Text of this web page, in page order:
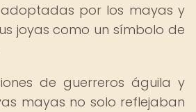
por los mayas y
joyas como un símbolo de
de guerreros águila y
mayas no solo reflejaban